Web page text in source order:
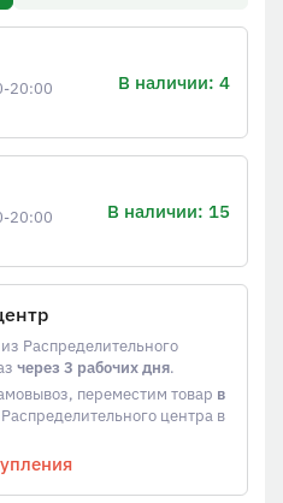
20:00
В наличии: 4
20:00
В наличии: 15
Распределительного
через 3 рабочих дня.
переместим товар в
центра в